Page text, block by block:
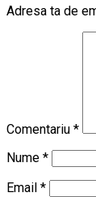
Adresa ta de
Comentariu *
Nume *
Email *